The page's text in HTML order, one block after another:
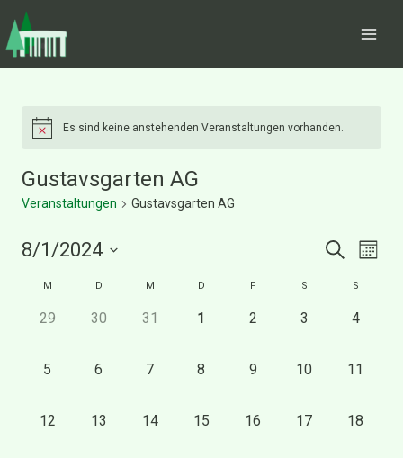
Zum
Inhalt
springen
Es sind keine anstehenden Veranstaltungen vorhanden.
Gustavsgarten AG
Veranstaltungen Gustavsgarten AG
und
Suche
Monat
8/1/2024
Kalender
von
Veranstaltungen
M D M D F S S
0
29
0
30
0
31
0
1
0
2
0
3
0
4
0
5
0
6
0
7
0
8
0
9
0
10
0
11
0
12
0
13
0
14
0
15
0
16
0
17
0
18